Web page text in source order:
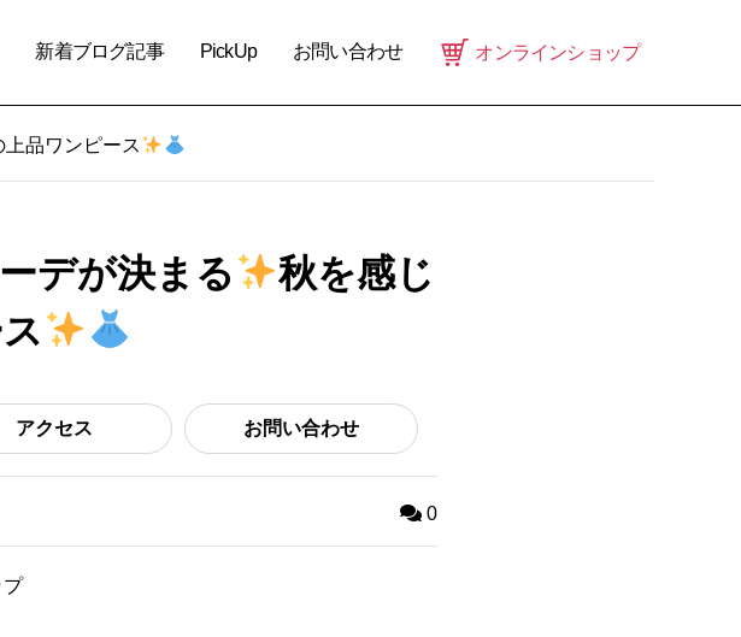
新着ブログ記事 PickUp お問い合わせ オンラインショップ
品ワンピース
デが決まる
秋を感じ
アクセス お問い合わせ
0
プ